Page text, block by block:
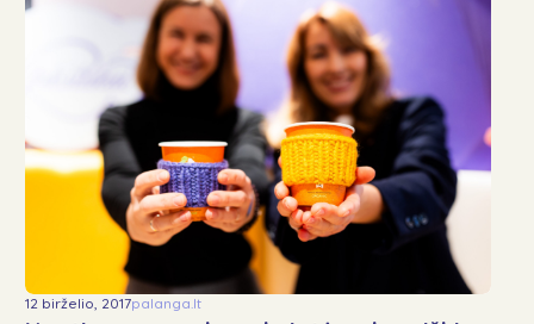
12 birželio, 2017palanga.lt